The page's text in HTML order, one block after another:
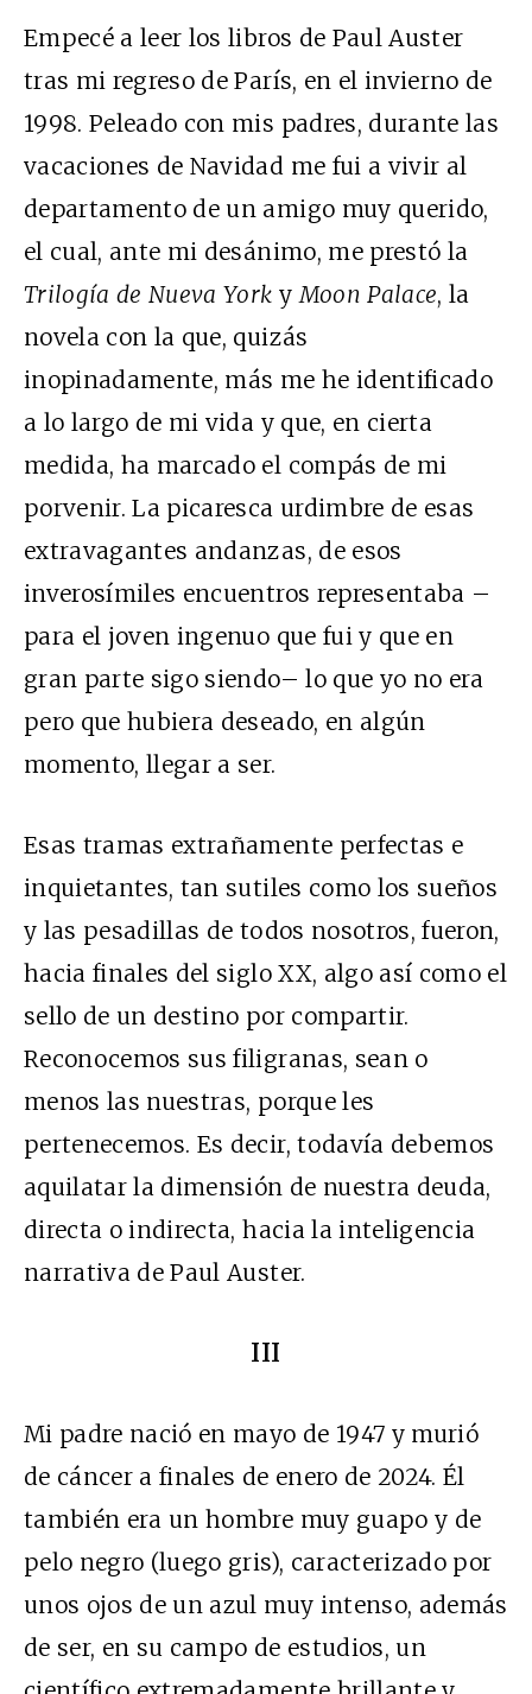
Empecé a leer los libros de Paul Auster
tras mi regreso de París, en el invierno de
1998. Peleado con mis padres, durante las
vacaciones de Navidad me fui a vivir al
departamento de un amigo muy querido,
el cual, ante mi desánimo, me prestó la
Trilogía de Nueva York yMoon Palace, la
novela con la que, quizás
inopinadamente, más me he identificado
a lo largo de mi vida y que, en cierta
medida, ha marcado el compás de mi
porvenir. La picaresca urdimbre de esas
extravagantes andanzas, de esos
inverosímiles encuentros representaba –
para el joven ingenuo que fui y que en
gran parte sigo siendo– lo que yo no era
pero que hubiera deseado, en algún
momento, llegar a ser.
Esas tramas extrañamente perfectas e
inquietantes, tan sutiles como los sueños
y las pesadillas de todos nosotros, fueron,
hacia finales del siglo XX, algo así como el
sello de un destino por compartir.
Reconocemos sus filigranas, sean o
menos las nuestras, porque les
pertenecemos. Es decir, todavía debemos
aquilatar la dimensión de nuestra deuda,
directa o indirecta, hacia la inteligencia
narrativa de Paul Auster.
III
Mi padre nació en mayo de 1947 y murió
de cáncer a finales de enero de 2024. Él
también era un hombre muy guapo y de
pelo negro (luego gris), caracterizado por
unos ojos de un azul muy intenso, además
de ser, en su campo de estudios, un